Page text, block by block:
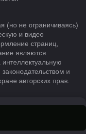
(но не ограничиваясь)
и видео
страниц,
являются
и
авторских прав.